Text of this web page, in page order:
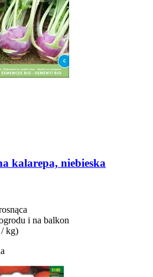
kalarepa, niebieska
i na balkon
/ kg)